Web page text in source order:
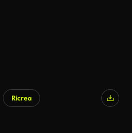
Ricrea